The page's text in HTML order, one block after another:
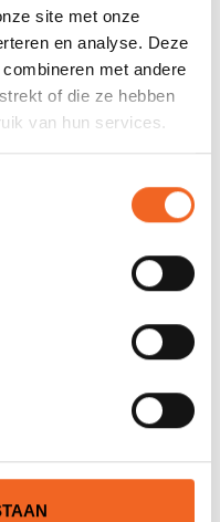
site met onze
en analyse. Deze
met andere
of die ze hebben
van hun services.
PRODUCTEN
PEAK PS WHITEWATER